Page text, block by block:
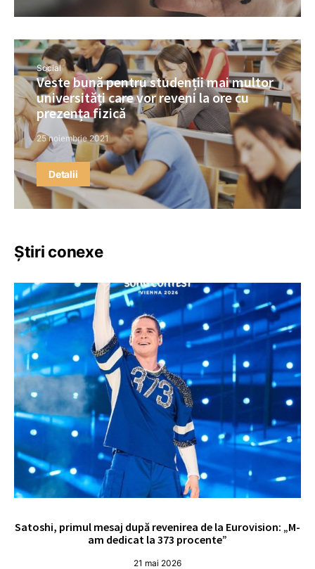
Social
Veste bună pentru studenții mai multor
universități care vor reveni la ore cu
prezența fizică
25 noiembrie 2021
Detalii
Știri conexe
Satoshi, primul mesaj după revenirea de la Eurovision: „M-
am dedicat la 373 procente”
21 mai 2026